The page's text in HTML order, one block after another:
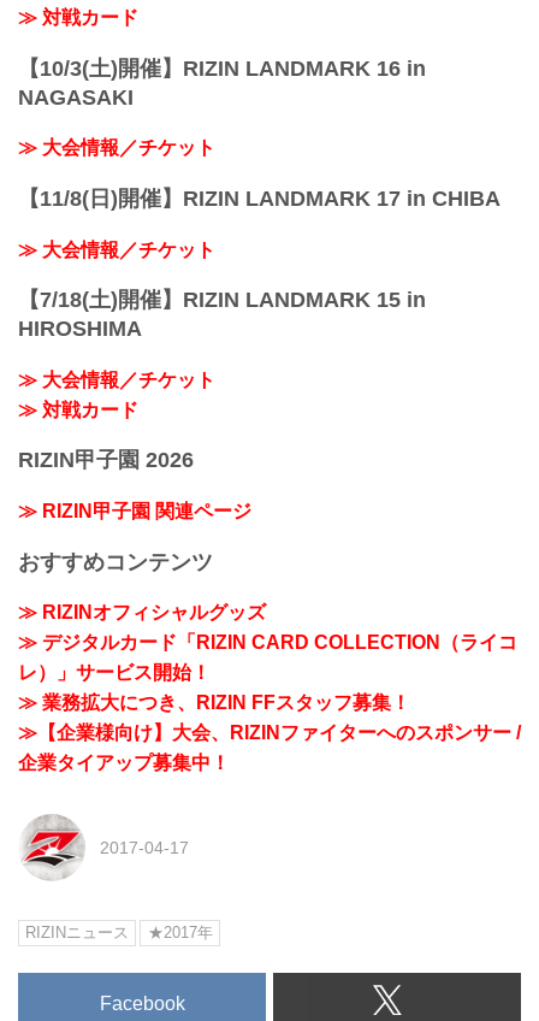
≫ 対戦カード
【10/3(土)開催】RIZIN LANDMARK 16 in
NAGASAKI
≫ 大会情報／チケット
【11/8(日)開催】RIZIN LANDMARK 17 in CHIBA
≫ 大会情報／チケット
【7/18(土)開催】RIZIN LANDMARK 15 in
HIROSHIMA
≫ 大会情報／チケット
≫ 対戦カード
RIZIN甲子園 2026
≫ RIZIN甲子園 関連ページ
おすすめコンテンツ
≫ RIZINオフィシャルグッズ
≫ デジタルカード「RIZIN CARD COLLECTION（ライコ
レ）」サービス開始！
≫ 業務拡大につき、RIZIN FFスタッフ募集！
≫【企業様向け】大会、RIZINファイターへのスポンサー /
企業タイアップ募集中！
2017-04-17
RIZINニュース ★2017年
Facebook